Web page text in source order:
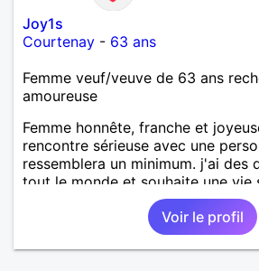
Joy1s
Courtenay - 63 ans
Femme veuf/veuve de 63 ans
amoureuse
Femme honnête, franche et
rencontre sérieuse avec une
ressemblera un minimum. j'ai des
tout le monde et souhaite une vie
relation sur du long terme.
Voir le profil